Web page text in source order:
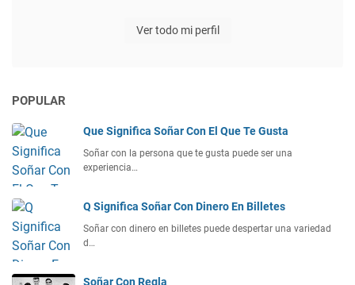
Ver todo mi perfil
POPULAR
Que Significa Soñar Con El Que Te Gusta
Soñar con la persona que te gusta puede ser una
experiencia…
Q Significa Soñar Con Dinero En Billetes
Soñar con dinero en billetes puede despertar una variedad
d…
Soñar Con Regla